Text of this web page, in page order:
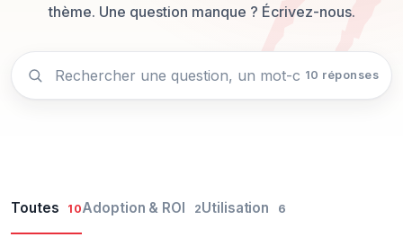
thème. Une question manque ? Écrivez-nous.
10 réponses
Toutes 10Adoption & ROI 2Utilisation 6